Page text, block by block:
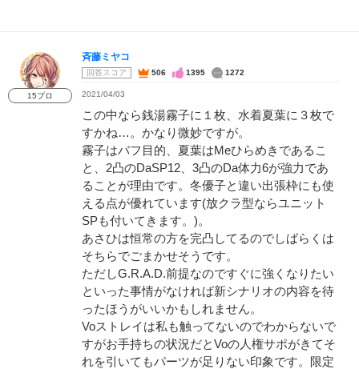
15プロ
斉藤ミヤコ
回答スコア 506 1395 1272
2021/04/03
この中なら銭湯霧子に１枚、水着夏葉に３枚で
すかね…。かなり微妙ですが。
霧子はバフ目的、夏葉はMeひらめきであるこ
と、2凸のDaSP12、3凸のDa体力6が強力であ
ることが理由です。冬優子と違い出張枠にも使
える点が優れています(放クラ型ならユニット
SPも付いてきます。)。
あさひは恒常の方を完凸してるのでしばらくは
そちらでごまかせそうです。
ただしG.R.A.D.前提なのですぐに強くなりたい
といった事情がなければ新シナリオの内容を待
ったほうがいいかもしれません。
Voストレイは私も触ってないのでわからないで
すがお手持ちの状況だとVoの人権サポがきてそ
れを引いてもパーツが足りない印象です。限定